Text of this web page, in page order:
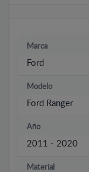
Marca
Ford
Modelo
Ford Ranger
Año
2011 - 2020
Material